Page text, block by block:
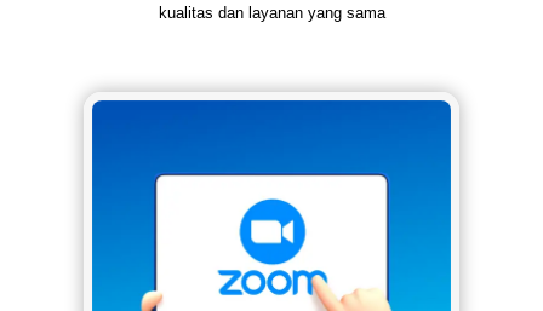
kualitas dan layanan yang sama